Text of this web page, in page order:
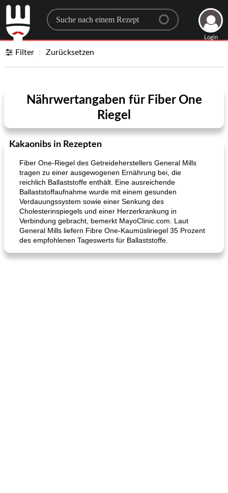
Search for a recipe
Login
Filter Zurücksetzen
Nährwertangaben für Fiber One
Riegel
Kakaonibs in Rezepten
Fiber One-Riegel des Getreideherstellers General Mills
tragen zu einer ausgewogenen Ernährung bei, die
reichlich Ballaststoffe enthält. Eine ausreichende
Ballaststoffaufnahme wurde mit einem gesunden
Verdauungssystem sowie einer Senkung des
Cholesterinspiegels und einer Herzerkrankung in
Verbindung gebracht, bemerkt MayoClinic.com. Laut
General Mills liefern Fibre One-Kaumüsliriegel 35 Prozent
des empfohlenen Tageswerts für Ballaststoffe.